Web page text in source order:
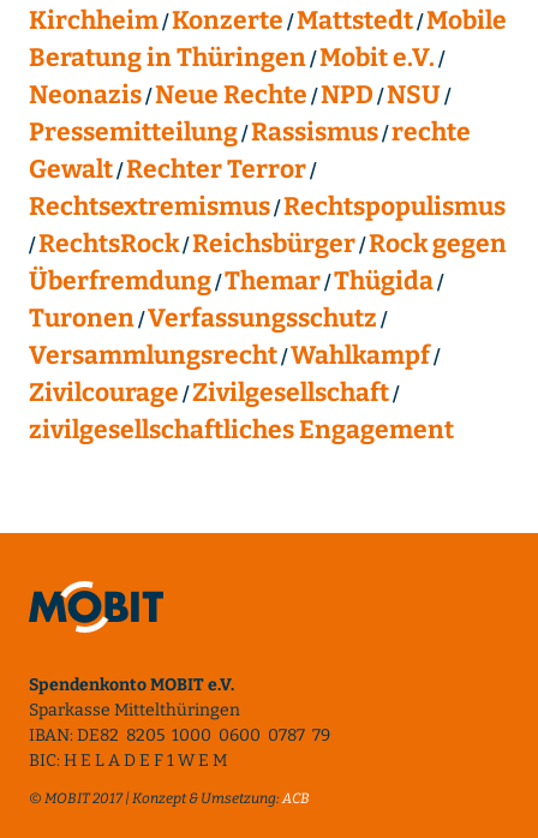
Kirchheim Konzerte Mattstedt Mobile
Beratung in Thüringen Mobit e.V.
Neonazis Neue Rechte NPD NSU
Pressemitteilung Rassismus rechte
Gewalt Rechter Terror
Rechtsextremismus Rechtspopulismus
RechtsRock Reichsbürger Rock gegen
Überfremdung Themar Thügida
Turonen Verfassungsschutz
Versammlungsrecht Wahlkampf
Zivilcourage Zivilgesellschaft
zivilgesellschaftliches Engagement
Spendenkonto MOBIT e.V.
Sparkasse Mittelthüringen
IBAN: DE82 8205 1000 0600 0787 79
BIC: H E L A D E F 1 W E M
© MOBIT 2017 | Konzept & Umsetzung:ACB